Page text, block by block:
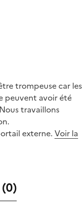
trompeuse car les
peuvent avoir été
travaillons
externe. Voir la
(0)